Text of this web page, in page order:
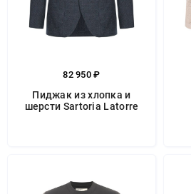
82 950 ₽
Пиджак из хлопка и
шерсти Sartoria Latorre